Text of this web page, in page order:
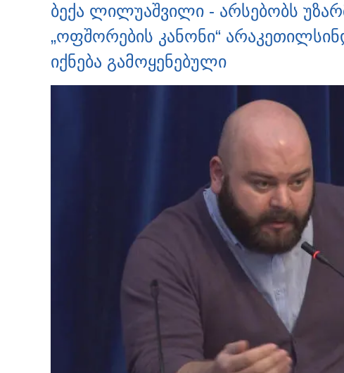
ბექა ლილუაშვილი - არსებობს
„ოფშორების კანონი“
იქნება გამოყენებული